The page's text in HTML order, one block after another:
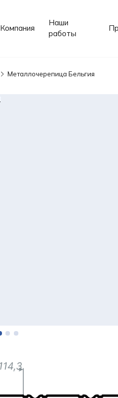
Компания
Наши
работы
Металлочерепица Бельгия